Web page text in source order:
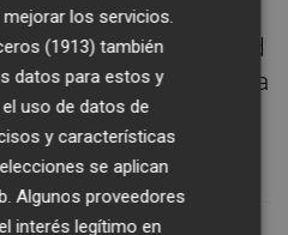
contra el equipo
Nuestra mentalidad
e ir haciéndolo día a
pasó o está por
los servicios.
(1913) también
datos para estos y
uso de datos de
y características
se aplican
Algunos proveedores
interés legítimo en